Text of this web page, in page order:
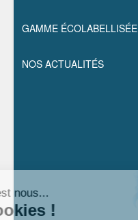
Salut c'est nous...
les cookies !
GAMME ÉCOLABELLISÉE
NOS ACTUALITÉS